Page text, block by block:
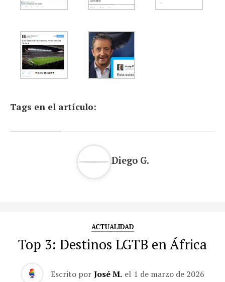
Tags en el artículo:
Diego G.
ACTUALIDAD
Top 3: Destinos LGTB en África
Escrito por José M. el 1 de marzo de 2026